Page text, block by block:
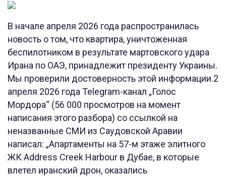
В начале апреля 2026 года распространилась
новость о том, что квартира, уничтоженная
беспилотником в результате мартовского удара
Ирана по ОАЭ, принадлежит президенту Украины.
Мы проверили достоверность этой информации.2
апреля 2026 года Telegram-канал „Голос
Мордора“ (56 000 просмотров на момент
написания этого разбора) со ссылкой на
неназванные СМИ из Саудовской Аравии
написал: „Апартаменты на 57-м этаже элитного
ЖК Address Creek Harbour в Дубае, в которые
влетел иранский дрон, оказались